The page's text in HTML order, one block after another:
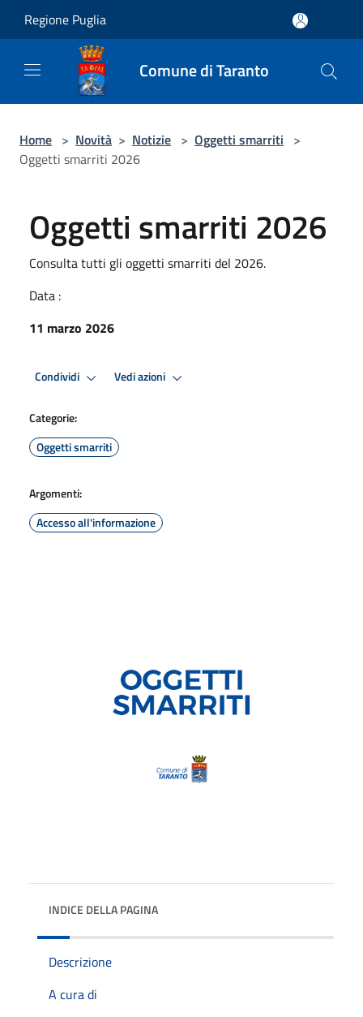
Regione Puglia
Comune di Taranto
Home > Novità > Notizie > Oggetti smarriti >
Oggetti smarriti 2026
Oggetti smarriti 2026
Consulta tutti gli oggetti smarriti del 2026.
Data :
11 marzo 2026
Condividi Vedi azioni
Categorie:
Oggetti smarriti
Argomenti:
Accesso all'informazione
INDICE DELLA PAGINA
Descrizione
A cura di